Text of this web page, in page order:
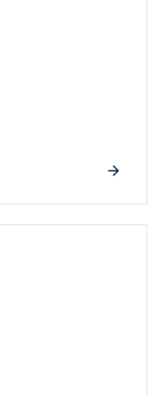
arrow_forward